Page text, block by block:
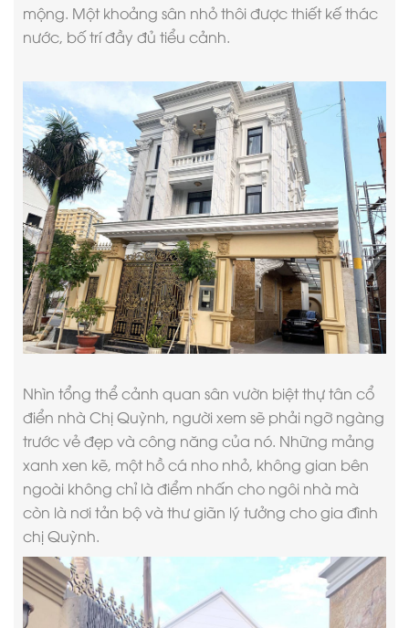
mộng. Một khoảng sân nhỏ thôi được thiết kế thác
nước, bố trí đầy đủ tiểu cảnh.
Nhìn tổng thể cảnh quan sân vườn biệt thự tân cổ
điển nhà Chị Quỳnh, người xem sẽ phải ngỡ ngàng
trước vẻ đẹp và công năng của nó. Những mảng
xanh xen kẽ, một hồ cá nho nhỏ, không gian bên
ngoài không chỉ là điểm nhấn cho ngôi nhà mà
còn là nơi tản bộ và thư giãn lý tưởng cho gia đình
chị Quỳnh.